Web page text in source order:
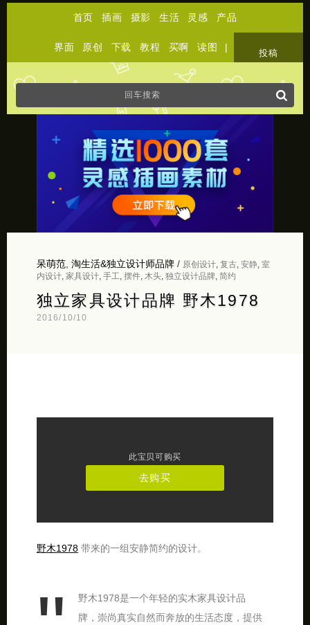
首页 插画 摄影 生活 灵感 产品
界面 原创 下载 教程 买啊 读图 |
投稿
呆萌范, 淘生活&独立设计师品牌/ 原创设计, 复古, 安静, 室
内设计, 家具设计, 手工 摆件, 木头, 独立设计品牌, 简约
独立家具设计品牌 野木1978
2016/10/10
此宝贝可购买
去购买
野木1978带来的一组安静简约的设计。
野木1978是一个年轻的实木家具设计品
牌，崇尚真实自然而奔放的生活态度，提供